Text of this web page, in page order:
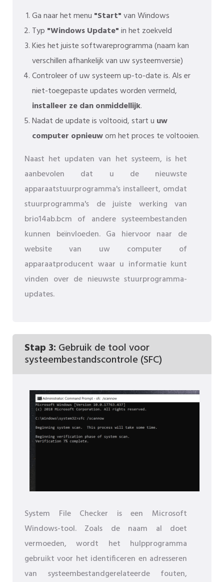
Ga naar het menu "Start"van Windows
Typ "Windows Update"in het zoekveld
Kies het juiste softwareprogramma (naam kan
verschillen afhankelijk van uw systeemversie)
Controleer of uw systeem up-to-date is. Als er
niet-toegepaste updates worden vermeld,
installeer ze dan onmiddellijk.
Nadat de update is voltooid, start u uw
computer opnieuwom het proces te voltooien.
Naast het updaten van het systeem, is het
aanbevolen dat u de nieuwste
apparaatstuurprogramma's installeert, omdat
stuurprogramma's de juiste werking van
brio14ab.bcm of andere systeembestanden
kunnen beïnvloeden. Ga hiervoor naar de
website van uw computer of
apparaatproducent waar u informatie kunt
vinden over de nieuwste stuurprogramma-
updates.
Stap 3: Gebruik de tool voor
systeembestandscontrole (SFC)
System File Checker is een Microsoft
Windows-tool. Zoals de naam al doet
vermoeden, wordt het hulpprogramma
gebruikt voor het identificeren en adresseren
van systeembestandgerelateerde fouten,